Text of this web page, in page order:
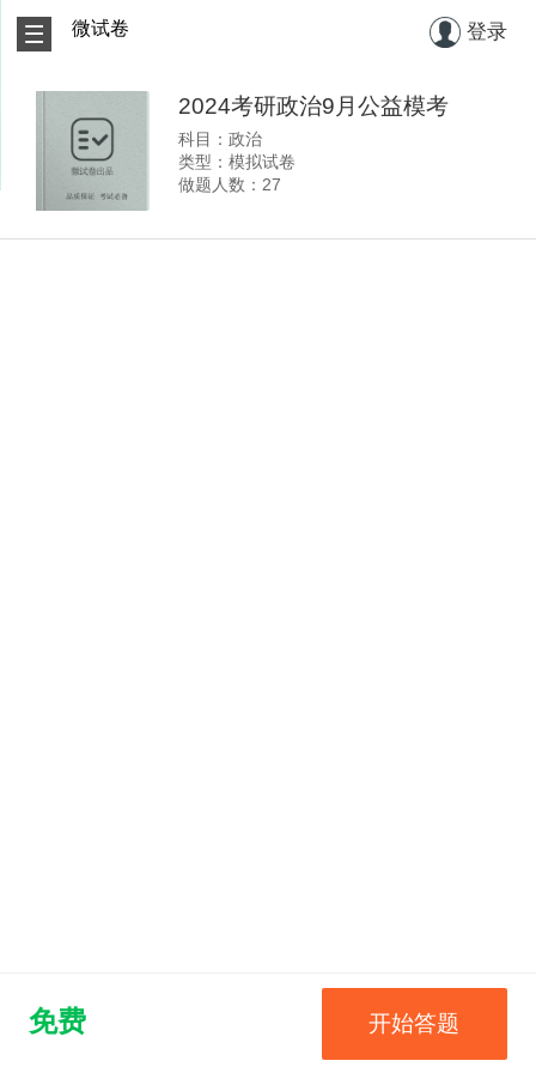
微试卷 登录
2024考研政治9月公益模考
科目：政治
类型：模拟试卷
做题人数：27
免费 开始答题